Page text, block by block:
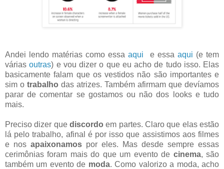
Andei lendo matérias como essaaqui e essa aqui (e tem
váriasoutras) e vou dizer o que eu acho de tudo isso. Elas
basicamente falam que os vestidos não são importantes e
sim o trabalho das atrizes. Também afirmam que devíamos
parar de comentar se gostamos ou não dos looks e tudo
mais.
Preciso dizer que discordo em partes. Claro que elas estão
lá pelo trabalho, afinal é por isso que assistimos aos filmes
e nos apaixonamos por eles. Mas desde sempre essas
cerimônias foram mais do que um evento de cinema, são
também um evento de moda. Como valorizo a moda, acho